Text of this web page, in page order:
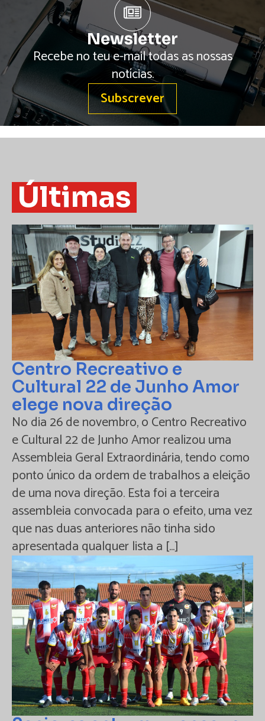
Newsletter
Recebe no teu e-mail todas as nossas
notícias.
Subscrever
Últimas
Centro Recreativo e
Cultural 22 de Junho Amor
elege nova direção
No dia 26 de novembro, o Centro Recreativo
e Cultural 22 de Junho Amor realizou uma
Assembleia Geral Extraordinária, tendo como
ponto único da ordem de trabalhos a eleição
de uma nova direção. Esta foi a terceira
assembleia convocada para o efeito, uma vez
que nas duas anteriores não tinha sido
apresentada qualquer lista a […]